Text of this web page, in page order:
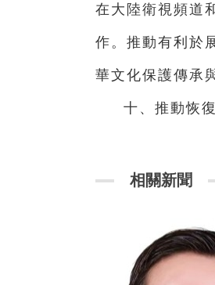
在大陸衛視頻道
作。推動有利於
華文化保護傳承
十、推動恢
相關新聞